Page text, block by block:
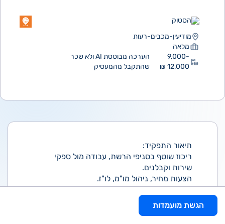
הסטוק
מודיעין-מכבים-רעות
מלאה
9,000-
12,000 ₪
הערכה מבוססת AI ולא שכר
שהתקבל מהמעסיק
תיאור התפקיד:
ריכוז שוטף בסניפי הרשת, עבודה מול ספקי
שירות וקבלנים.
הצעות מחיר, ניהול מו"מ, לו"ז.
עבודה תחת לחץ, וריבוי משימות דייקנות.
דרישות:
הגשת מועמדות